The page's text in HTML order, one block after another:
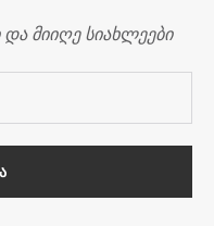
მიიღე სიახლეები